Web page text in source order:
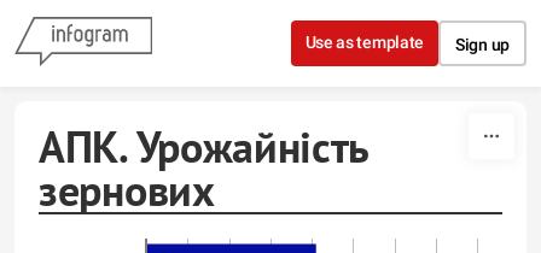
Skip to content
Use as template Sign up
АПК. Урожайність
зернових